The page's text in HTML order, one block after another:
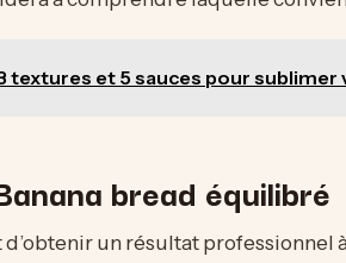
textures et 5 sauces pour
bread équilibré
un résultat professionnel